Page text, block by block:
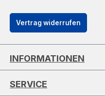
Vertrag widerrufen
INFORMATIONEN
SERVICE